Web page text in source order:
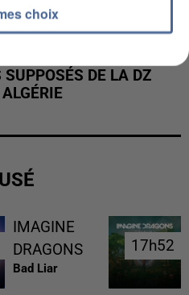
SUPPOSÉS DE LA DZ
IMAGINE
DRAGONS
Bad Liar
17h52
17h52
choix